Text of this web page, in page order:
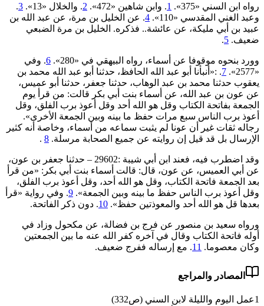
رواه ابن السني «375». 1. وابن شاهين «472». 2. والخلال «13». 3
.
وعبد الغني المقدسي «110».
4. عن الخليل بن مرة، عن عبد الله بن
عبيد بن أبي مليكة، عن عائشة.. فذكره. الخليل ‌بن ‌مرة ‌الضبعي
ضعيف. 5
.
وورد بنحوه موقوفا عن أسماء، رواه البيهقي في «280». 6. وفي
«2577».
7. :«أنبأنا أبو عبد الله الحافظ، حدثنا أبو عبد الله محمد بن
يعقوب حدثنا محمد بن عبد الوهاب، حدثنا جعفر، حدثنا أبو عميس،
عن عون بن عبد الله، عن أسماء بنت أبي بكر قالت: من قرأ يوم
‌الجمعة ‌بفاتحة الكتاب وقل هو الله أحد وقل أعوذ برب الفلق، وقل
أعوذ برب الناس سبع مرات حفظ ما بينه وبين الجمعة الأخرى».
رجاله ثقات غير أن عونا لم يثبت سماعه من أسماء، وخاصة أنه كثير
الإرسال بل قد قيل إن ‌روايته ‌عن ‌جميع ‌الصحابة ‌مرسلة. 8
.
وقد اضطرب فيه، فعند ابن أبي شيبة :29602 – حدثنا جعفر بن عون،
عن أبي العميس، عن عون، قال: قالت أسماء بنت أبي بكر: «من ‌قرأ
‌بعد ‌الجمعة ‌فاتحة الكتاب، وقل هو الله أحد، وقل أعوذ برب الفلق،
وقل أعوذ برب الناس حفظ ما بينه وبين الجمعة». 9. وفي رواية «قرأ
بعدها قل هو الله أحد والمعوذتين حفظ». 10. دون ذكر الفاتحة.
ورواه سعيد بن منصور عن فرج بن فضالة، عن مكحول وزاد في
أوله فاتحة الكتاب وقال في آخره كفر الله عنه ما بين الجمعتين
وكان معصوما. 11. مع إرساله ففرج ضعيف.
المصادر والمراجع
1عمل اليوم والليلة لابن السني (ص332)